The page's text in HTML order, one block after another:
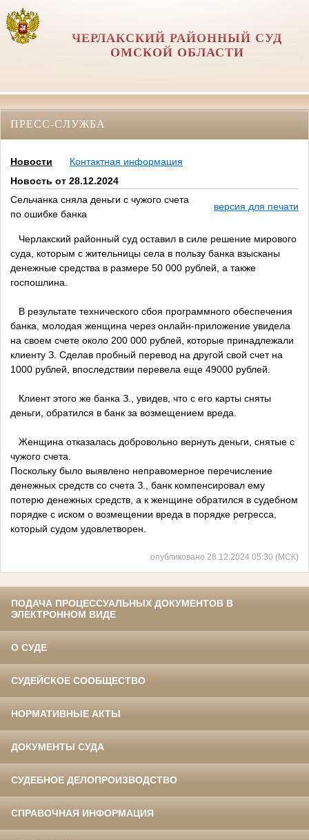
ЧЕРЛАКСКИЙ РАЙОННЫЙ СУД
ОМСКОЙ ОБЛАСТИ
ПРЕСС-СЛУЖБА
Новости
Контактная информация
Новость от 28.12.2024
Сельчанка сняла деньги с чужого счета
по ошибке банка
версия для печати
Черлакский районный суд оставил в силе решение мирового
суда, которым с жительницы села в пользу банка взысканы
денежные средства в размере 50 000 рублей, а также
госпошлина.
В результате технического сбоя программного обеспечения
банка, молодая женщина через онлайн-приложение увидела
на своем счете около 200 000 рублей, которые принадлежали
клиенту З. Сделав пробный перевод на другой свой счет на
1000 рублей, впоследствии перевела еще 49000 рублей.
Клиент этого же банка З., увидев, что с его карты сняты
деньги, обратился в банк за возмещением вреда.
Женщина отказалась добровольно вернуть деньги, снятые с
чужого счета.
Поскольку было выявлено неправомерное перечисление
денежных средств со счета З., банк компенсировал ему
потерю денежных средств, а к женщине обратился в судебном
порядке с иском о возмещении вреда в порядке регресса,
который судом удовлетворен.
опубликовано 28.12.2024 05:30 (МСК)
ПОДАЧА ПРОЦЕССУАЛЬНЫХ ДОКУМЕНТОВ В
ЭЛЕКТРОННОМ ВИДЕ
О СУДЕ
СУДЕЙСКОЕ СООБЩЕСТВО
НОРМАТИВНЫЕ АКТЫ
ДОКУМЕНТЫ СУДА
СУДЕБНОЕ ДЕЛОПРОИЗВОДСТВО
СПРАВОЧНАЯ ИНФОРМАЦИЯ